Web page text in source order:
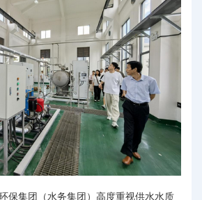
集团（水务集团）高度重视供水水质